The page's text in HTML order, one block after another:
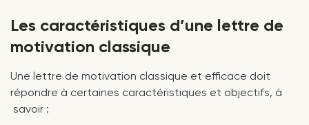
Les caractéristiques d’une lettre de
motivation classique
Une lettre de motivation classique et efficace doit
répondre à certaines caractéristiques et objectifs, à
savoir :